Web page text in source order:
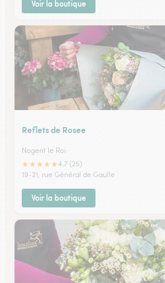
Voir la boutique
Reflets de Rosee
Nogent le Roi
★★★★★4.7 (25)
19-21, rue Général de Gaulle
Voir la boutique